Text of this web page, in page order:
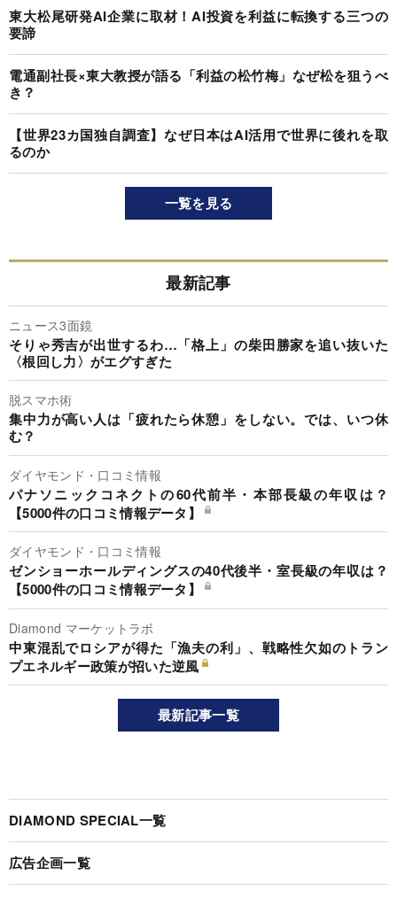
東大松尾研発AI企業に取材！AI投資を利益に転換する三つの
要諦
電通副社長×東大教授が語る「利益の松竹梅」なぜ松を狙うべ
き？
【世界23カ国独自調査】なぜ日本はAI活用で世界に後れを取
るのか
一覧を見る
最新記事
ニュース3面鏡
そりゃ秀吉が出世するわ…「格上」の柴田勝家を追い抜いた
〈根回し力〉がエグすぎた
脱スマホ術
集中力が高い人は「疲れたら休憩」をしない。では、いつ休
む？
ダイヤモンド・口コミ情報
パナソニックコネクトの60代前半・本部長級の年収は？
【5000件の口コミ情報データ】
ダイヤモンド・口コミ情報
ゼンショーホールディングスの40代後半・室長級の年収は？
【5000件の口コミ情報データ】
Diamond マーケットラボ
中東混乱でロシアが得た「漁夫の利」、戦略性欠如のトラン
プエネルギー政策が招いた逆風
最新記事一覧
DIAMOND SPECIAL一覧
広告企画一覧